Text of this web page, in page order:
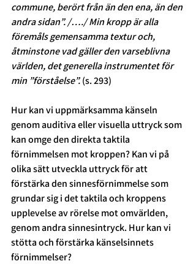
commune, berört från än den ena, än den
andra sidan”. /…./ Min kropp är alla
föremåls gemensamma textur och,
åtminstone vad gäller den varseblivna
världen, det generella instrumentet för
min ”förståelse”. (s. 293)
Hur kan vi uppmärksamma känseln
genom auditiva eller visuella uttryck som
kan omge den direkta taktila
förnimmelsen mot kroppen? Kan vi på
olika sätt utveckla uttryck för att
förstärka den sinnesförnimmelse som
grundar sig i det taktila och kroppens
upplevelse av rörelse mot omvärlden,
genom andra sinnesintryck. Hur kan vi
stötta och förstärka känselsinnets
förnimmelser?